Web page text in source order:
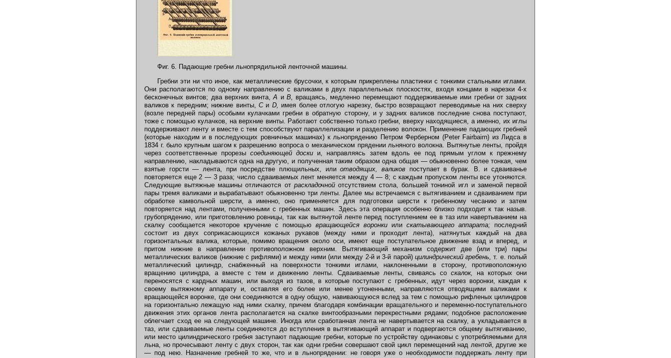
Фиг. 6. Падающие гребни льнопрядильной ленточной машины.
Гребни эти ни что иное, как металлические брусочки, к которым прикреплены пластинки с тонкими стальными иглами.
Они располагаются по одному направлению с валиками в двух параллельных плоскостях, входя концами в нарезки 4-х
бесконечных винтов; два верхних винта,А и В, вращаясь, медленно перемещают поддерживаемые ими гребни от задних
валиков к передним; нижние винты,С и D, имея более отлогую нарезку, быстро возвращают переводимые на них сверху
(возле передней пары) особыми кулачками гребни в обратную сторону, и у задних валиков последние снова поступают,
тоже с помощью кулачков, на верхние винты. Работают собственно только гребни, вверху находящиеся, а именно, их иглы
поддерживают ленту и вместе с тем способствуют параллелизации и разделению волокон. Применение падающих гребней
(которые находим и в последующих ровничных машинах) к льнопрядению Петром Ферберном (Peter Fairbairn) из Лидса в
1834 г. было крупным шагом к разрешению вопроса о механическом прядении льняного волокна. Вытянутые ленты, пройдя
через соответственные прорезысоединяющей доски и, направляясь затем вдоль ее под прямым углом к прежнему
направлению, накладываются одна на другую, и полученная таким образом одна общая — обыкновенно более тонкая, чем
взятые горсти — лента, при посредстве плющильных, илиотводящих, валиков поступает в бурак. В. и сдваиванье
повторяется еще 2 — 3 раза; число сдваиваемых лент меняется между 4 — 8; с каждым пропуском ленты все утоняются.
Следующие вытяжные машины отличаются от раскладочной отсутствием стола, большей тониной игл и заменой первой
пары тремя валиками и вырабатывают обыкновенно три ленты. Далее мы встречаемся с вытягиванием и сдваиванием при
обработке камвольной шерсти, а именно, оно применяется для подготовки шерсти к гребенному чесанию и затем
повторяется над лентами, полученными с гребенных машин. Здесь эта операция особенно близко подходит к так назыв.
грубопрядению, или приготовлению ровницы, так как вытянутой ленте перед поступлением ее в таз или навертыванием на
скалку сообщается некоторое кручениe с помощью вращающейся воронки или скатывающего аппарата; последний
состоит из двух соприкасающихся кожаных рукавов (между ними и проходит лента), натянутых каждый на два
горизонтальных валика, которые, помимо вращения около оси, имеют еще поступательное движение взад и вперед, и
притом нижние в направлении противоположном верхним. Вытягивающий механизм содержит две (или три) пары
металлических валиков (нижние с рифлями) и между ними (или между 2-й и 3-й парой) цилиндрический гребень,т. е. полый
металлический цилиндр, снабженный на поверхности тонкими иглами, наклоненными в сторону, противоположную
вращению цилиндра, а вместе с тем и движению ленты. Сдваиваемые ленты, свиваясь со скалок, на которых они
переносятся с кардных машин, или выходя из тазов, в которые поступают с гребенных, идут через воронки, каждая к
своему вытяжному аппарату и, оставляя его более или менее утоненными, направляются отводящими валиками к
вращающейся воронке, где они соединяются в одну общую, навивающуюся вслед за тем с помощью рифленых цилиндров
на горизонтально лежащую над ними скалку, причем благодаря комбинации вращательного и переменно-поступательного
движения этих органов лента располагается на скалке винтообразными перекрестными рядами; подобное расположение
облегчает сход ее на следующей машине. Иногда или сработанная лента не навертывается на скалку, а укладывается в
таз, или сдваиваемые ленты соединяются до вступления в вытягивающий аппарат и подвергаются общему вытягиванию,
или место цилиндрического гребня заступают падающие гребни, которые по устройству одинаковы с употребляемыми для
льна, но прочесывают ленту с двух сторон, так как одни гребни совершают свой цикл перемещений над лентой, другие же
— под нею. Назначение гребней то же, что и в льнопрядении: не говоря уже о необходимости поддержать ленту при